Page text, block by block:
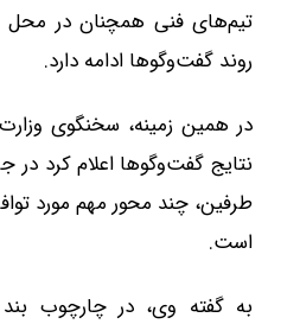
تیم‌های فنی همچنان در محل
روند گفت‌وگوها ادامه دارد.
در همین زمینه، سخنگوی
نتایج گفت‌وگوها اعلام کرد در
طرفین، چند محور مهم مورد
است.
به گفته وی، در چارچوب